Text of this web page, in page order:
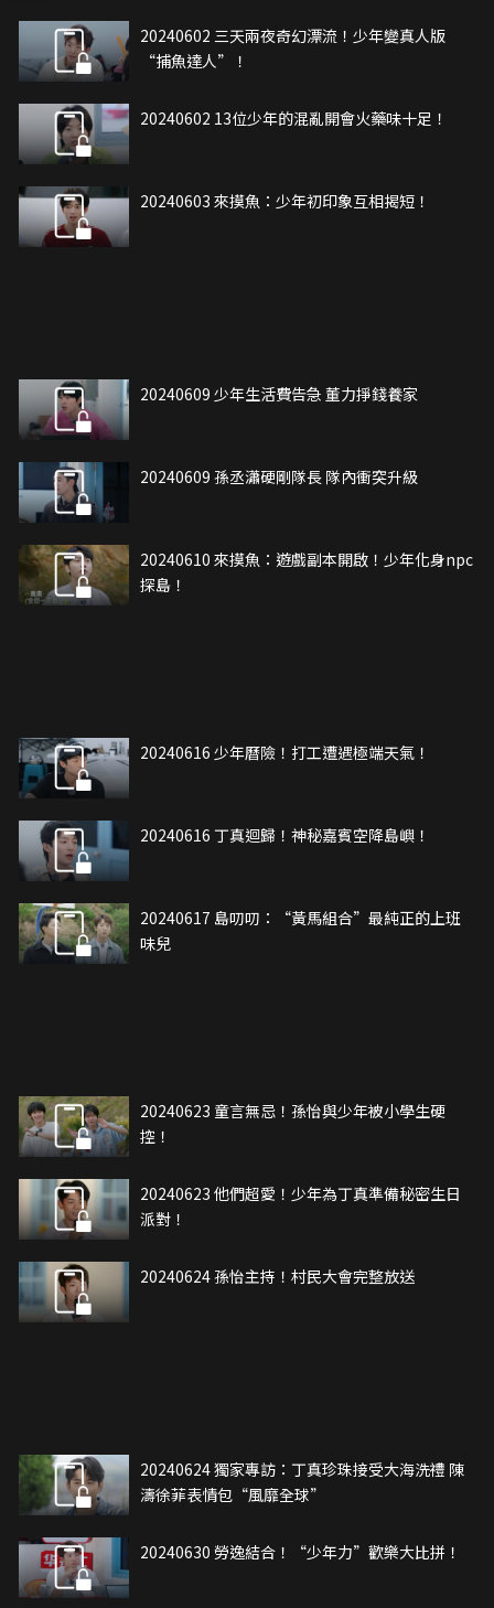
20240602 三天兩夜奇幻漂流！少年變真人版
“捕魚達人”！
20240602 13位少年的混亂開會火藥味十足！
20240603 來摸魚：少年初印象互相揭短！
20240609 少年生活費告急 董力掙錢養家
20240609 孫丞瀟硬剛隊長 隊內衝突升級
20240610 來摸魚：遊戲副本開啟！少年化身npc
探島！
20240616 少年曆險！打工遭遇極端天氣！
20240616 丁真迴歸！神秘嘉賓空降島嶼！
20240617 島叨叨：“黃馬組合”最純正的上班
味兒
20240623 童言無忌！孫怡與少年被小學生硬
控！
20240623 他們超愛！少年為丁真準備秘密生日
派對！
20240624 孫怡主持！村民大會完整放送
20240624 獨家專訪：丁真珍珠接受大海洗禮 陳
濤徐菲表情包“風靡全球”
20240630 勞逸結合！“少年力”歡樂大比拼！